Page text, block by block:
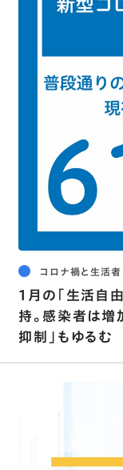
コロナ禍と生活者
1月の｢生活自
持。感染者は
抑制｣もゆるむ